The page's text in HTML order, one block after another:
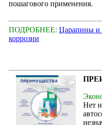
пошагового применения.
ПОДРОБНЕЕ: Царапины и
коррозии
Нет